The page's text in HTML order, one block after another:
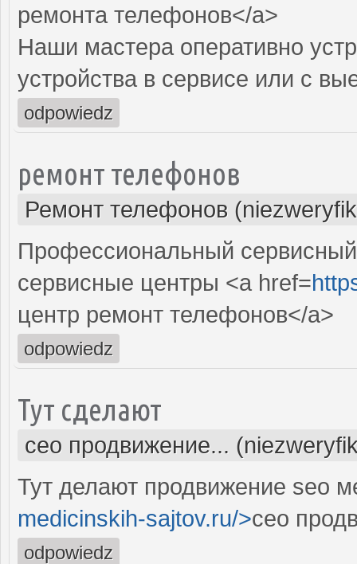
ремонта телефонов</a>
Наши мастера оперативно
устройства в сервисе или с
odpowiedz
ремонт телефонов
Ремонт телефонов
Профессиональный
сервисные центры <a href=
центр ремонт телефонов</a>
odpowiedz
Тут сделают
сео продвижение...
Тут делают продвижение seo
medicinskih-sajtov.ru/>сео
odpowiedz